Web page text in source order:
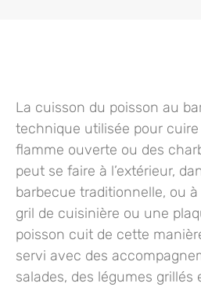
La cuisson du poisson au
technique utilisée pour
flamme ouverte ou des
peut se faire à l’extérieur,
barbecue traditionnelle, ou
gril de cuisinière ou une
poisson cuit de cette
servi avec des
salades, des légumes grillés